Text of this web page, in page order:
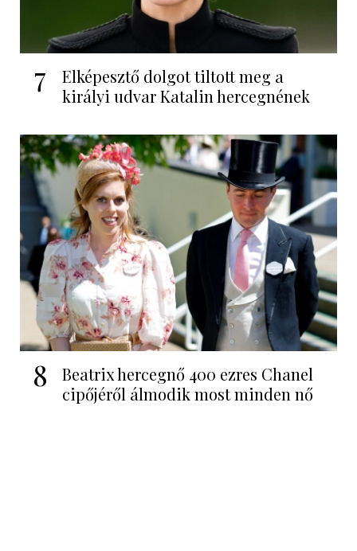
7
Elképesztő dolgot tiltott meg a
királyi udvar Katalin hercegnének
8
Beatrix hercegnő 400 ezres Chanel
cipőjéről álmodik most minden nő